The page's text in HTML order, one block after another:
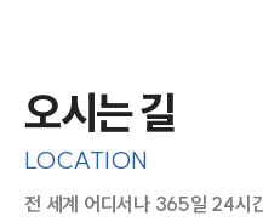
오시는 길
LOCATION
전 세계 어디서나 365일 24시